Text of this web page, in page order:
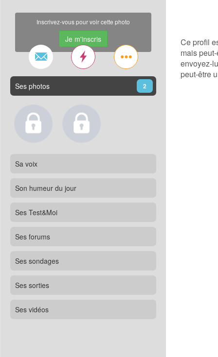
Inscrivez-vous pour voir cette photo
Je m'inscris
2
Ses photos
Sa voix
Son humeur du jour
Ses Test&Moi
Ses forums
Ses sondages
Ses sorties
Ses vidéos
Ce profil
mais
envoyez-
peut-être